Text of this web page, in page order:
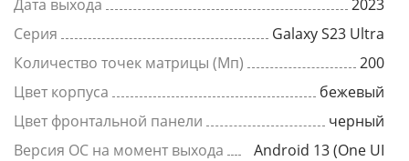
Дата выхода
2023
Серия
Galaxy S23 Ultra
Количество точек матрицы (Мп)
200
Цвет корпуса
бежевый
Цвет фронтальной панели
черный
Версия ОС на момент выхода
Android 13 (One UI